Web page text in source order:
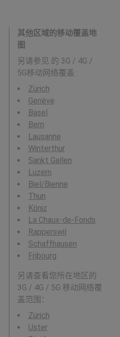
其他区域的移动覆盖地
图
另请参见 的 3G / 4G /
5G移动网络覆盖 :
Zürich
Genève
Basel
Bern
Lausanne
Winterthur
Sankt Gallen
Luzern
Biel/Bienne
Thun
Köniz
La Chaux-de-Fonds
Rapperswil
Schaffhausen
Fribourg
另请查看您所在地区的
3G / 4G / 5G 移动网络覆
盖范围：
Zürich
Uster